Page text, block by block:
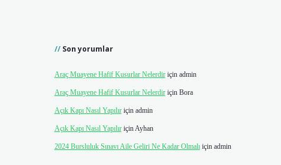
Son yorumlar
Araç Muayene Hafif Kusurlar Nelerdiriçin admin
Araç Muayene Hafif Kusurlar Nelerdiriçin Bora
Açık Kapı Nasıl Yapılıriçin admin
Açık Kapı Nasıl YapılıriçinAyhan
2024 Bursluluk Sınavı Aile Geliri Ne Kadar Olmalıiçin admin